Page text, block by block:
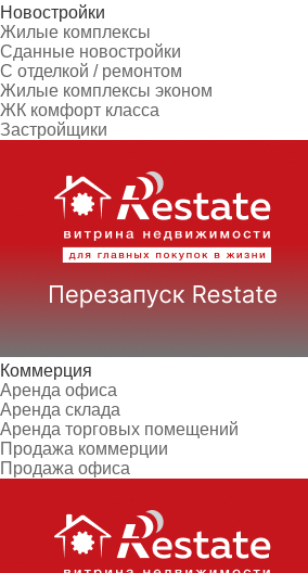
Новостройки
Жилые комплексы
Сданные новостройки
С отделкой / ремонтом
Жилые комплексы эконом
ЖК комфорт класса
Застройщики
Коммерция
Аренда офиса
Аренда склада
Аренда торговых помещений
Продажа коммерции
Продажа офиса